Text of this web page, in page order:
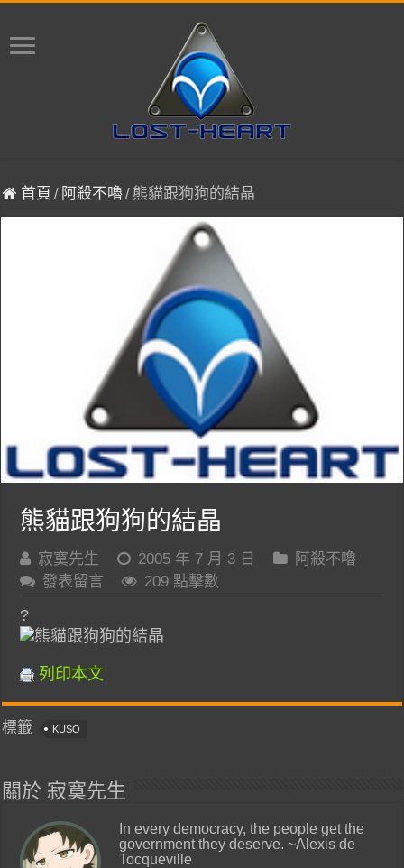
首頁 / 阿殺不嚕/ 熊貓跟狗狗的結晶
熊貓跟狗狗的結晶
寂寞先生 2005 年 7 月 3 日
阿殺不嚕
發表留言
209 點擊數
?
列印本文
標籤 KUSO
關於 寂寞先生
In every democracy, the people get the
government they deserve. ~Alexis de
Tocqueville